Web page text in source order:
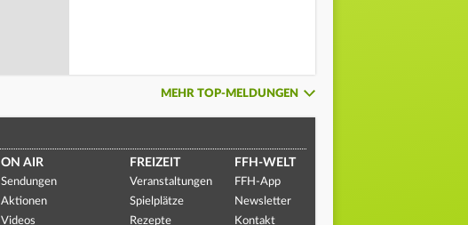
MEHR TOP-MELDUNGEN
ON AIR
Sendungen
Aktionen
Videos
FREIZEIT
Veranstaltungen
Spielplätze
Rezepte
FFH-WELT
FFH-App
Newsletter
Kontakt